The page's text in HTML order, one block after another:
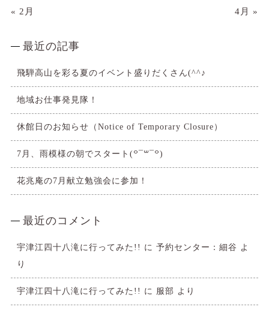
« 2月 4月 »
最近の記事
飛騨高山を彩る夏のイベント盛りだくさん(^^♪
地域お仕事発見隊！
休館日のお知らせ（Notice of Temporary Closure）
7月、雨模様の朝でスタート(꒪¯꒳​¯꒪)
花兆庵の7月献立勉強会に参加！
最近のコメント
宇津江四十八滝に行ってみた!! に 予約センター：細谷 よ
り
宇津江四十八滝に行ってみた!! に 服部 より